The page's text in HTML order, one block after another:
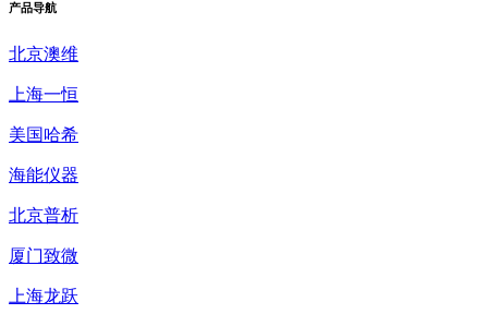
产品导航
北京澳维
上海一恒
美国哈希
海能仪器
北京普析
厦门致微
上海龙跃